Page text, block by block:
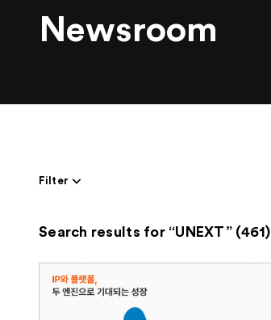
Newsroom
Filter
Search results for “UNEXT” (461)